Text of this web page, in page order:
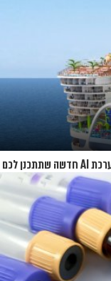
מהפכת הקרוזים כבר כאן: רויאל קריביאן השיקה מערכת AI חדשה שתתכנן לכם